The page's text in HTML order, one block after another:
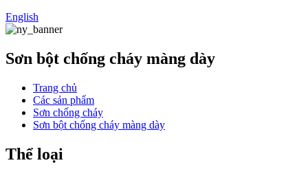
English
Sơn bột chống cháy màng dày
Trang chủ
Các sản phẩm
Sơn chống cháy
Sơn bột chống cháy màng dày
Thể loại